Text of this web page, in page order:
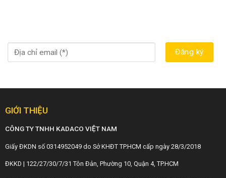
GIỚI THIỆU
CÔNG TY TNHH KADACO VIỆT NAM
Giấy ĐKDN số 0314952049 do Sở KHĐT TP.HCM cấp ngày 28/3/2018
ĐKKD | 122/27/30/7/31 Tôn Đản, Phường 10, Quận 4, TP.HCM